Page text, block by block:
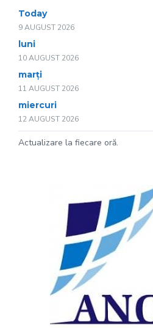
Today
9 AUGUST 2026
luni
10 AUGUST 2026
marți
11 AUGUST 2026
miercuri
12 AUGUST 2026
Actualizare la fiecare oră.